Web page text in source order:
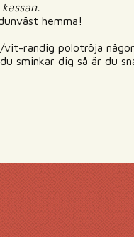
hemma!
randig polotröja
sminkar dig så är du